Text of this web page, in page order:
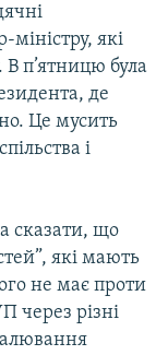
міністру, які
п’ятницю була
де
Це мусить
і
сказати, що
які мають
не має проти
через різні